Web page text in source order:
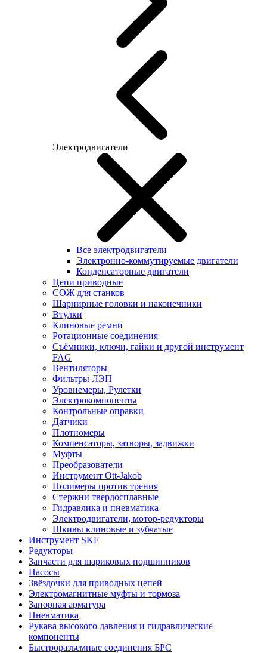
Электродвигатели
Все электродвигатели
Электронно-коммутируемые двигатели
Конденсаторные двигатели
Цепи приводные
СОЖ для станков
Шарнирные головки и наконечники
Втулки
Клиновые ремни
Ротационные соединения
Съёмники, ключи, гайки и другой инструмент
FAG
Вентиляторы
Фильтры ЛЭП
Уровнемеры, Рулетки
Электрокомпоненты
Контрольные оправки
Датчики
Плотномеры
Компенсаторы, затворы, задвижки
Муфты
Преобразователи
Инструмент Ott-Jakob
Полимеры против трения
Стержни твердосплавные
Гидравлика и пневматика
Электродвигатели, мотор-редукторы
Шкивы клиновые и зубчатые
Инструмент SKF
Редукторы
Запчасти для шариковых подшипников
Насосы
Звёздочки для приводных цепей
Электромагнитные муфты и тормоза
Запорная арматура
Пневматика
Рукава высокого давления и гидравлические
компоненты
Быстроразъемные соединения БРС